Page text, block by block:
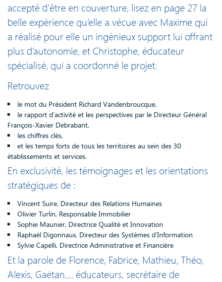
accepté d’être en couverture, lisez en page 27 la
belle expérience qu’elle a vécue avec Maxime qui
a réalisé pour elle un ingénieux support lui offrant
plus d’autonomie, et Christophe, éducateur
spécialisé, qui a coordonné le projet.
Retrouvez
le mot du Président Richard Vandenbroucque,
le rapport d’activité et les perspectives par le Directeur Général
François-Xavier Debrabant,
les chiffres clés,
et les temps forts de tous les territoires au sein des 30
établissements et services.
En exclusivité, les témoignages et les orientations
stratégiques de :
Vincent Suire, Directeur des Relations Humaines
Olivier Turlin, Responsable Immobilier
Sophie Maunier, Directrice Qualité et Innovation
Raphaël Digonnaux, Directeur des Systèmes d’Information
Sylvie Capelli, Directrice Administrative et Financière
Et la parole de Florence, Fabrice, Mathieu, Théo,
Alexis, Gaëtan…. éducateurs, secrétaire de